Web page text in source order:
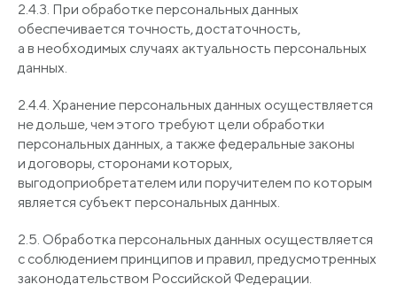
2.4.3. При обработке персональных данных
обеспечивается точность, достаточность,
а в необходимых случаях актуальность персональных
данных.
2.4.4. Хранение персональных данных осуществляется
не дольше, чем этого требуют цели обработки
персональных данных, а также федеральные законы
и договоры, сторонами которых,
выгодоприобретателем или поручителем по которым
является субъект персональных данных.
2.5. Обработка персональных данных осуществляется
с соблюдением принципов и правил, предусмотренных
законодательством Российской Федерации.